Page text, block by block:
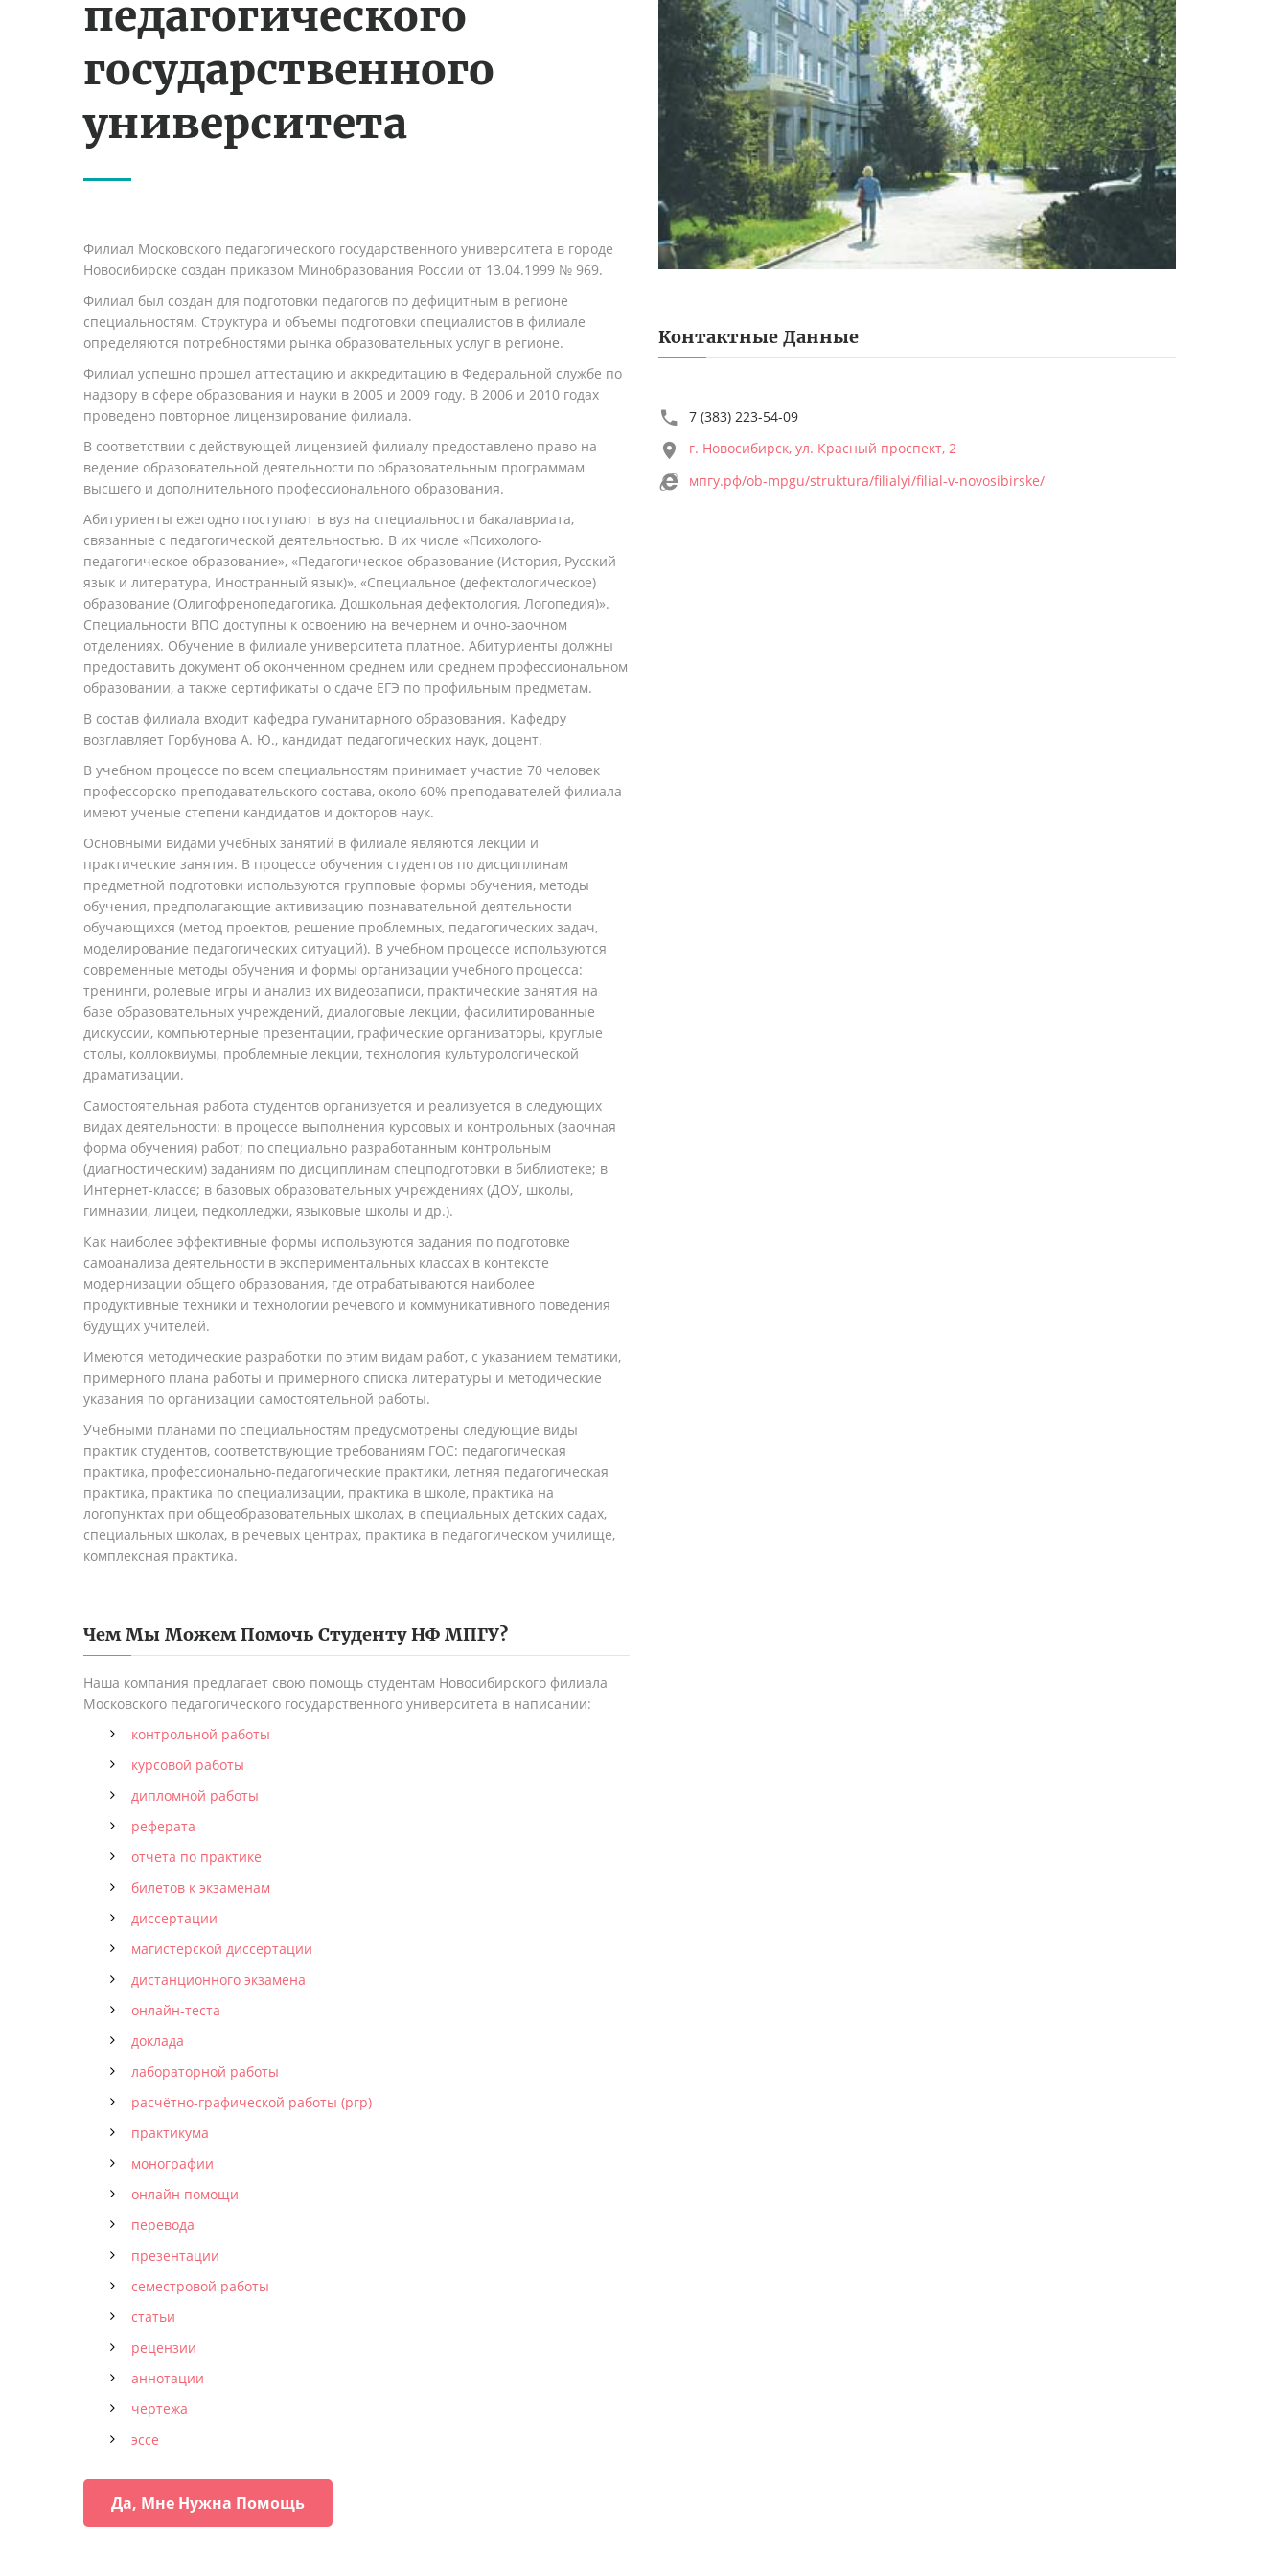
педагогического
государственного
университета
Филиал Московского педагогического государственного университета в городе
Новосибирске создан приказом Минобразования России от 13.04.1999 № 969.
Филиал был создан для подготовки педагогов по дефицитным в регионе
специальностям. Структура и объемы подготовки специалистов в филиале
определяются потребностями рынка образовательных услуг в регионе.
Филиал успешно прошел аттестацию и аккредитацию в Федеральной службе по
надзору в сфере образования и науки в 2005 и 2009 году. В 2006 и 2010 годах
проведено повторное лицензирование филиала.
В соответствии с действующей лицензией филиалу предоставлено право на
ведение образовательной деятельности по образовательным программам
высшего и дополнительного профессионального образования.
Абитуриенты ежегодно поступают в вуз на специальности бакалавриата,
связанные с педагогической деятельностью. В их числе «Психолого-
педагогическое образование», «Педагогическое образование (История, Русский
язык и литература, Иностранный язык)», «Специальное (дефектологическое)
образование (Олигофренопедагогика, Дошкольная дефектология, Логопедия)».
Специальности ВПО доступны к освоению на вечернем и очно-заочном
отделениях. Обучение в филиале университета платное. Абитуриенты должны
предоставить документ об оконченном среднем или среднем профессиональном
образовании, а также сертификаты о сдаче ЕГЭ по профильным предметам.
В состав филиала входит кафедра гуманитарного образования. Кафедру
возглавляет Горбунова А. Ю., кандидат педагогических наук, доцент.
В учебном процессе по всем специальностям принимает участие 70 человек
профессорско-преподавательского состава, около 60% преподавателей филиала
имеют ученые степени кандидатов и докторов наук.
Основными видами учебных занятий в филиале являются лекции и
практические занятия. В процессе обучения студентов по дисциплинам
предметной подготовки используются групповые формы обучения, методы
обучения, предполагающие активизацию познавательной деятельности
обучающихся (метод проектов, решение проблемных, педагогических задач,
моделирование педагогических ситуаций). В учебном процессе используются
современные методы обучения и формы организации учебного процесса:
тренинги, ролевые игры и анализ их видеозаписи, практические занятия на
базе образовательных учреждений, диалоговые лекции, фасилитированные
дискуссии, компьютерные презентации, графические организаторы, круглые
столы, коллоквиумы, проблемные лекции, технология культурологической
драматизации.
Самостоятельная работа студентов организуется и реализуется в следующих
видах деятельности: в процессе выполнения курсовых и контрольных (заочная
форма обучения) работ; по специально разработанным контрольным
(диагностическим) заданиям по дисциплинам спецподготовки в библиотеке; в
Интернет-классе; в базовых образовательных учреждениях (ДОУ, школы,
гимназии, лицеи, педколледжи, языковые школы и др.).
Как наиболее эффективные формы используются задания по подготовке
самоанализа деятельности в экспериментальных классах в контексте
модернизации общего образования, где отрабатываются наиболее
продуктивные техники и технологии речевого и коммуникативного поведения
будущих учителей.
Имеются методические разработки по этим видам работ, с указанием тематики,
примерного плана работы и примерного списка литературы и методические
указания по организации самостоятельной работы.
Учебными планами по специальностям предусмотрены следующие виды
практик студентов, соответствующие требованиям ГОС: педагогическая
практика, профессионально-педагогические практики, летняя педагогическая
практика, практика по специализации, практика в школе, практика на
логопунктах при общеобразовательных школах, в специальных детских садах,
специальных школах, в речевых центрах, практика в педагогическом училище,
комплексная практика.
Чем Мы Можем Помочь СтудентуНФ МПГУ?
Наша компания предлагает свою помощь студентам Новосибирского филиала
Московского педагогического государственного университета в написании:
контрольной работы
курсовой работы
дипломной работы
реферата
отчета по практике
билетов к экзаменам
диссертации
магистерской диссертации
дистанционного экзамена
онлайн-теста
доклада
лабораторной работы
расчётно-графической работы (ргр)
практикума
монографии
онлайн помощи
перевода
презентации
семестровой работы
статьи
рецензии
аннотации
чертежа
эссе
Да, Мне Нужна Помощь
Контактные Данные
7 (383) 223-54-09
г. Новосибирск, ул. Красный проспект, 2
мпгу.рф/ob-mpgu/struktura/filialyi/filial-v-novosibirske/